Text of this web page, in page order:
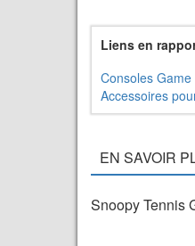
Liens en
Consoles
Accessoires
EN SAVOIR
Snoopy Tennis